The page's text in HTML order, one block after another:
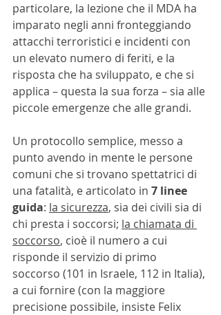
particolare, la lezione che il MDA ha
imparato negli anni fronteggiando
attacchi terroristici e incidenti con
un elevato numero di feriti, e la
risposta che ha sviluppato, e che si
applica – questa la sua forza – sia alle
piccole emergenze che alle grandi.
Un protocollo semplice, messo a
punto avendo in mente le persone
comuni che si trovano spettatrici di
una fatalità, e articolato in 7 linee
guida: la sicurezza, sia dei civili sia di
chi presta i soccorsi; la chiamata di
soccorso, cioè il numero a cui
risponde il servizio di primo
soccorso (101 in Israele, 112 in Italia),
a cui fornire (con la maggiore
precisione possibile, insiste Felix